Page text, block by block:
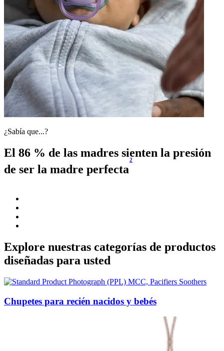
¿Sabía que...?
El 86 % de las madres sienten la presión
de ser la madre perfecta
2
Explore nuestras categorías de productos
diseñadas para usted
Chupetes para recién nacidos y bebés